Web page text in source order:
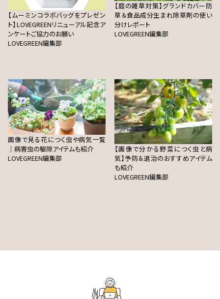
【ムーミンコラボバッグをプレゼン
ト】LOVEGREENリニューアル記念ア
ンケートご協力のお願い
LOVEGREEN編集部
【庭の雑草対策】グランドカバー防
草＆食品成分生まれ除草剤の使い
分けレポート
LOVEGREEN編集部
画像で見る花につく虫や病気一覧
｜病害虫の駆除アイテムも紹介
LOVEGREEN編集部
【画像で分かる野菜につく虫と病
気】予防＆退治のおすすめアイテム
も紹介
LOVEGREEN編集部